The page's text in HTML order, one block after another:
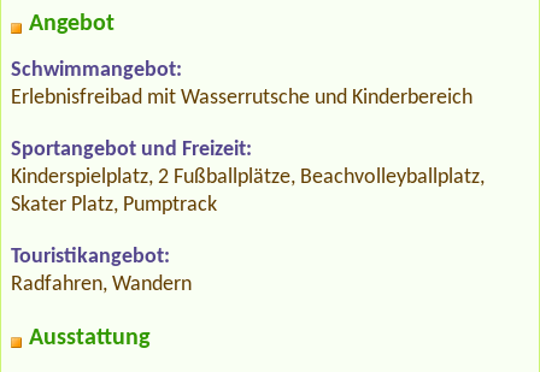
Angebot
Schwimmangebot:
Erlebnisfreibad mit Wasserrutsche und Kinderbereich
Sportangebot und Freizeit:
Kinderspielplatz, 2 Fußballplätze, Beachvolleyballplatz,
Skater Platz, Pumptrack
Touristikangebot:
Radfahren, Wandern
Ausstattung